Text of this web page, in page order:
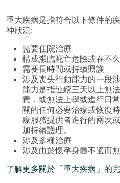
重大疾病是指符合以下條件的
神狀況:
需要住院治療
構成瀕臨死亡危險或在不
需要長時間或持續照護
涉及喪失行動能力的一段
能力是指連續三天以上無
責，或無法上學或進行日
關的任何必要治療或恢復
療服務提供者進行的兩次
加持續護理。
涉及多種治療
涉及由於懷孕身體不適而
了解更多關於「重大疾病」的